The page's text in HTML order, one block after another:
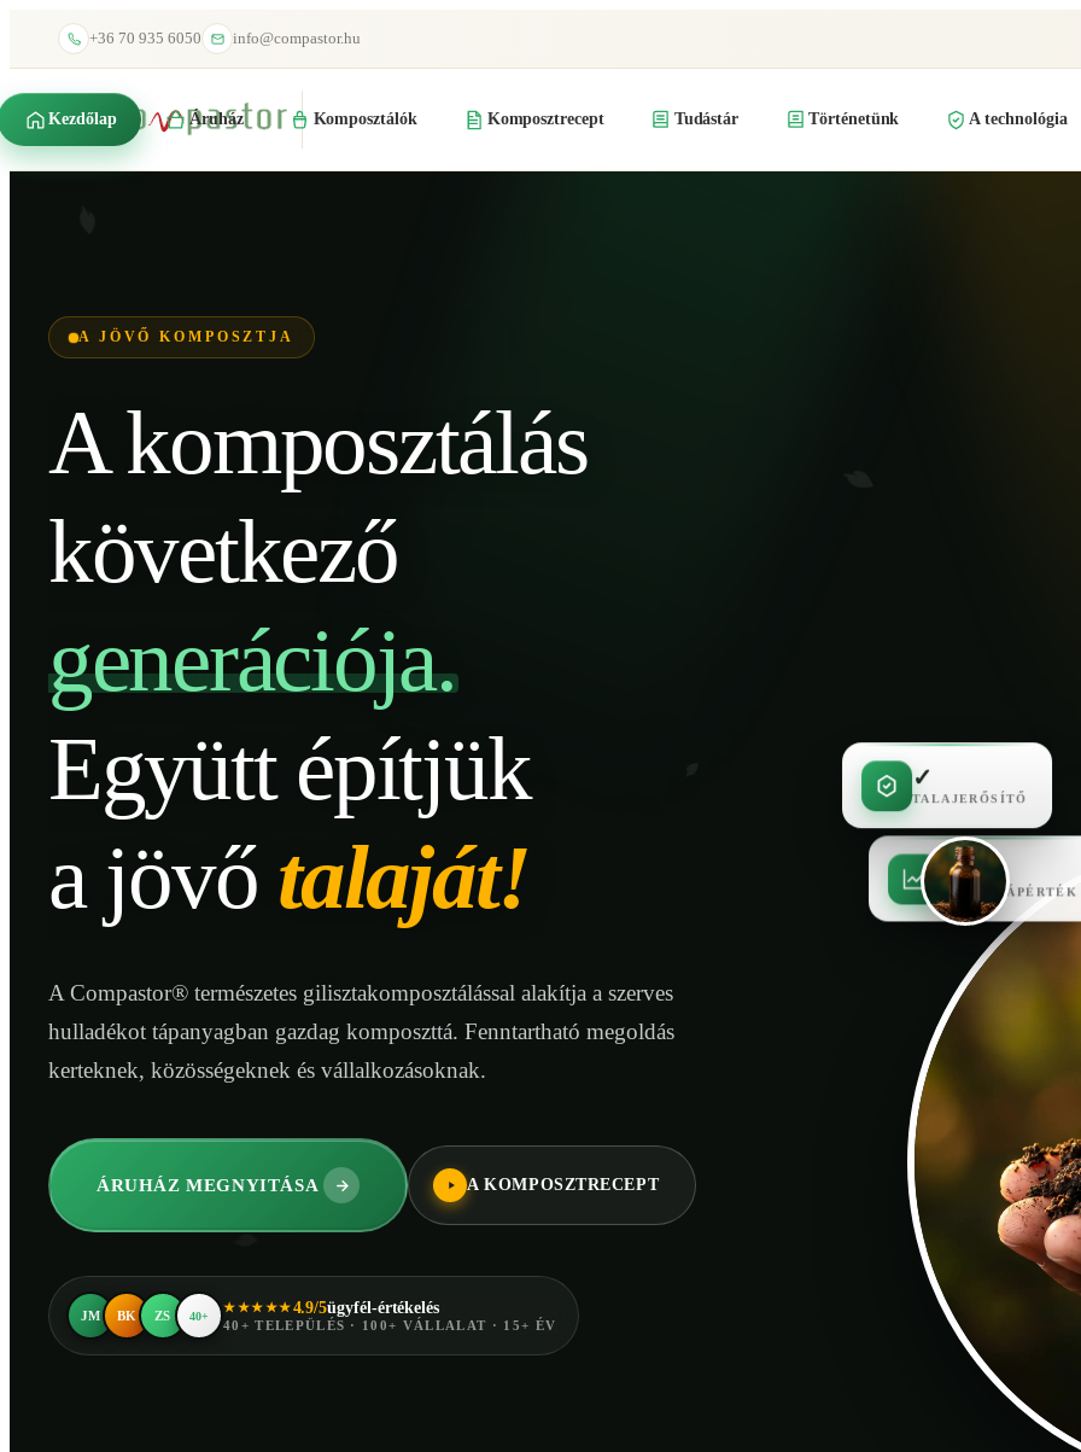
+36 70 935 6050 info@compastor.hu
Kezdőlap Áruház Komposztálók Komposztrecept Tudástár Történetünk A technológia
A JÖVŐ KOMPOSZTJA
A komposztálás
következő
generációja.
Együtt építjük
a jövő talaját!
A Compastor® természetes gilisztakomposztálással alakítja a szerves
hulladékot tápanyagban gazdag komposzttá. Fenntartható megoldás
kerteknek, közösségeknek és vállalkozásoknak.
ÁRUHÁZ MEGNYITÁSA A KOMPOSZTRECEPT
JM BK ZS 40+
★★★★★4.9/5ügyfél-értékelés
40+ TELEPÜLÉS · 100+ VÁLLALAT · 15+ ÉV
✓
MAGAS TÁPÉRTÉK
✓
TALAJERŐSÍTŐ